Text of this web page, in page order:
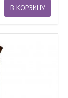
В КОРЗИНУ